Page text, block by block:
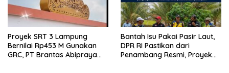
Proyek SRT 3 Lampung
Bernilai Rp453 M Gunakan
GRC, PT Brantas Abipraya
Bantah Isu Pakai Pasir Laut,
DPR RI Pastikan dari
Penambang Resmi, Proyek